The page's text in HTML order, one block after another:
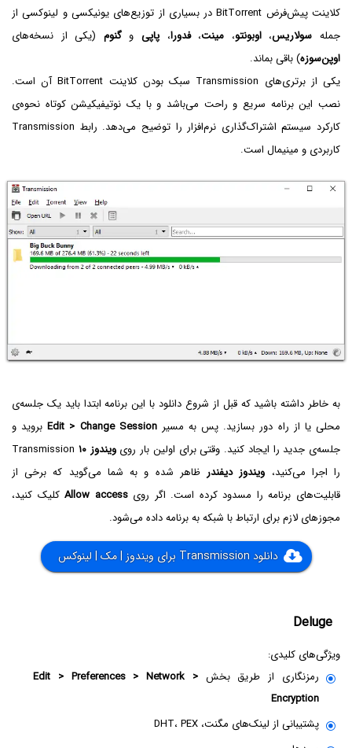
کلاینت پیش‌فرض BitTorrent در بسیاری از توزیع‌های یونیکسی و لینوکسی از
جمله سولاریس،اوبونتو، مینت،فدورا، پاپیوگنوم (یکی از نسخه‌های
اوپن‌سوزه) باقی بماند.
یکی از برتری‌های Transmission سبک بودن کلاینت BitTorrent آن است.
نصب این برنامه سریع و راحت می‌باشد و با یک نوتیفیکیشن کوتاه نحوه‌ی
کارکرد سیستم اشتراک‌گذاری نرم‌افزار را توضیح می‌دهد. رابط Transmission
کاربردی و مینیمال است.
به خاطر داشته باشید که قبل از شروع دانلود با این برنامه ابتدا باید یک جلسه‌ی
محلی یا از راه دور بسازید. پس به مسیرEdit > Change Sessionبروید و
جلسه‌ی جدید را ایجاد کنید. وقتی برای اولین بار رویویندوز ۱۰
Transmission
را اجرا می‌کنید، ویندوز دیفندر ظاهر شده و به شما می‌گوید که برخی از
قابلیت‌های برنامه را مسدود کرده است. اگر رویAllow accessکلیک کنید،
مجوزهای لازم برای ارتباط با شبکه به برنامه داده می‌شود.
دانلود Transmission برای ویندوز | مک | لینوکس
Deluge
ویژگی‌های کلیدی:
رمزنگاری از طریق بخشEdit > Preferences > Network >
Encryption
پشتیبانی از لینک‌های مگنت، DHT، PEX